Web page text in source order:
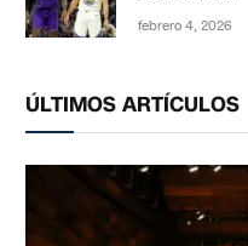
febrero 4, 2026
ÚLTIMOS ARTÍCULOS